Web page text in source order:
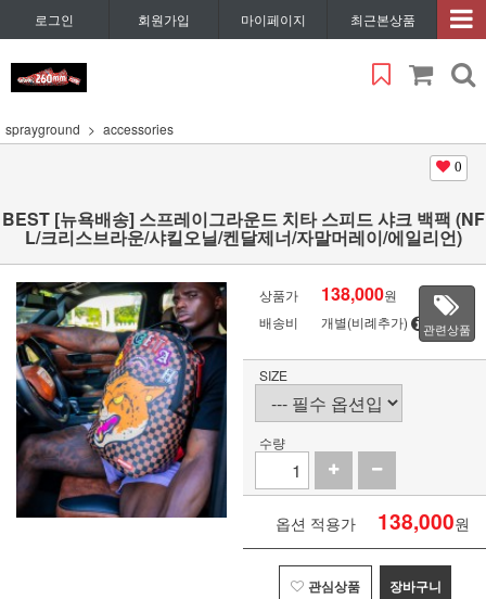
로그인 회원가입 마이페이지 최근본상품
sprayground accessories
0
BEST [뉴욕배송] 스프레이그라운드 치타 스피드 샤크 백팩 (NF
L/크리스브라운/샤킬오닐/켄달제너/자말머레이/에일리언)
상품가 138,000원
배송비
개별(비례추가) 관련상품
SIZE
수량
옵션 적용가 138,000원
관심상품 장바구니